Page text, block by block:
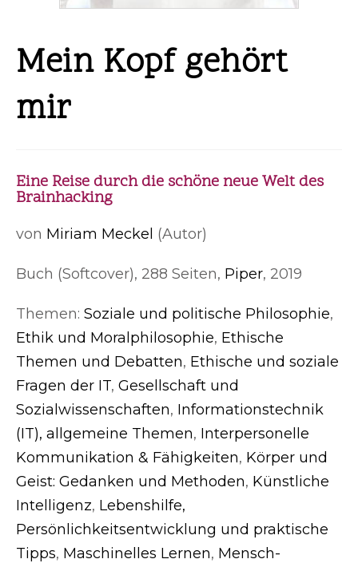
Mein Kopf gehört
mir
Eine Reise durch die schöne neue Welt des
Brainhacking
von Miriam Meckel (Autor)
Buch (Softcover), 288 Seiten, Piper, 2019
Themen: Soziale und politische Philosophie,
Ethik und Moralphilosophie, Ethische
Themen und Debatten, Ethische und soziale
Fragen der IT, Gesellschaft und
Sozialwissenschaften, Informationstechnik
(IT), allgemeine Themen, Interpersonelle
Kommunikation & Fähigkeiten, Körper und
Geist: Gedanken und Methoden, Künstliche
Intelligenz, Lebenshilfe,
Persönlichkeitsentwicklung und praktische
Tipps, Maschinelles Lernen, Mensch-